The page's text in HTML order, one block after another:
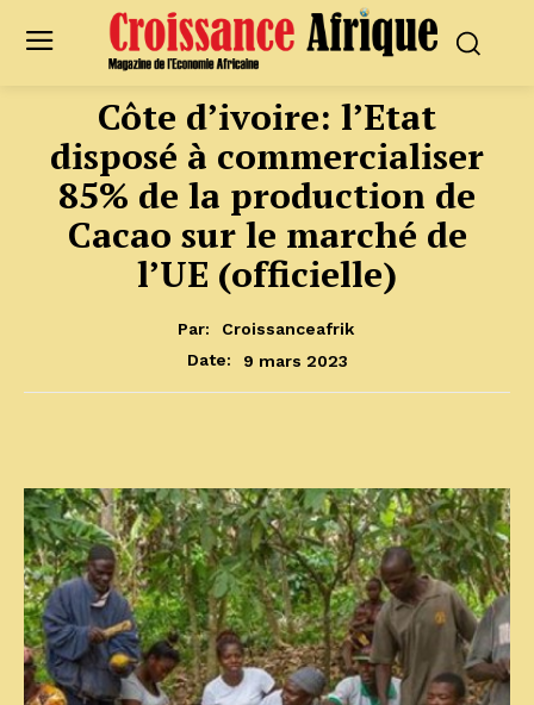
Côte d’ivoire: l’Etat
disposé à commercialiser
85% de la production de
Cacao sur le marché de
l’UE (officielle)
Par:
Croissanceafrik
Date:
9 mars 2023